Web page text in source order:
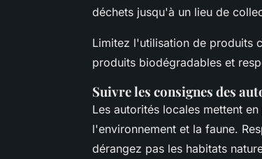
déchets jusqu'à un lieu de
Limitez l'utilisation de produits
produits biodégradables et
Suivre les consignes des
Les autorités locales mettent
l'environnement et la faune.
dérangez pas les habitats